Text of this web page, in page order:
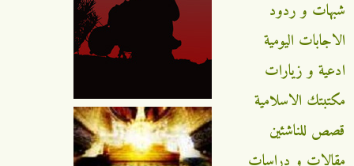
شبهات و ردود
الاجابات اليومية
ادعية و زيارات
مكتبتك الاسلامية
قصص للناشئين